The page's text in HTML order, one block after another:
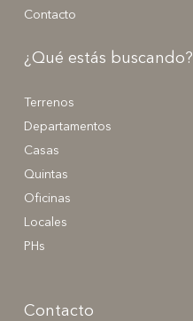
Contacto
¿Qué estás buscando?
Terrenos
Departamentos
Casas
Quintas
Oficinas
Locales
PHs
Contacto